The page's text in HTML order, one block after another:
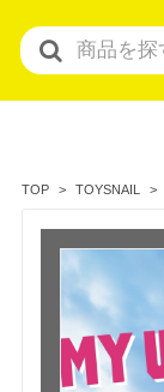
TOP TOYSNAIL